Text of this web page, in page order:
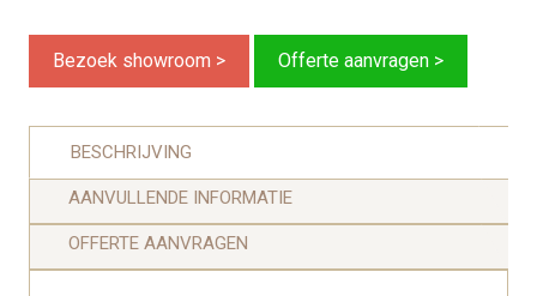
Bezoek showroom > Offerte aanvragen >
BESCHRIJVING
AANVULLENDE INFORMATIE
OFFERTE AANVRAGEN